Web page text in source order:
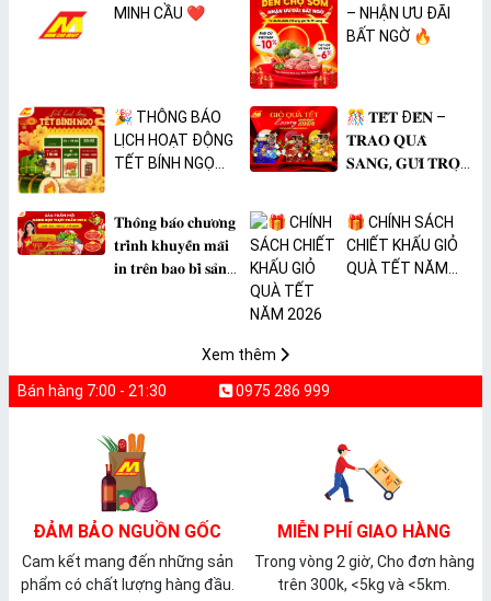
MINH CẦU ❤️
– NHẬN ƯU ĐÃI
BẤT NGỜ 🔥
🎉 THÔNG BÁO
LỊCH HOẠT ĐỘNG
TẾT BÍNH NGỌ
🎊 𝐓𝐄̂́𝐓 Đ𝐄̂́𝐍 –
𝐓𝐑𝐀𝐎 𝐐𝐔𝐀̀
𝐒𝐀𝐍𝐆, 𝐆𝐔̛̉𝐈 𝐓𝐑𝐎̣𝐍
𝐓𝐡𝐨̂𝐧𝐠 𝐛𝐚́𝐨 𝐜𝐡𝐮̛𝐨̛𝐧𝐠
𝐭𝐫𝐢̀𝐧𝐡 𝐤𝐡𝐮𝐲𝐞̂́𝐧 𝐦𝐚̃𝐢
𝐢𝐧 𝐭𝐫𝐞̂𝐧 𝐛𝐚𝐨 𝐛𝐢̀ 𝐬𝐚̉𝐧
🎁 CHÍNH SÁCH
CHIẾT KHẤU GIỎ
QUÀ TẾT NĂM
Xem thêm
Bán hàng 7:00 - 21:30 0975 286 999
ĐẢM BẢO NGUỒN GỐC
Cam kết mang đến những sản
phẩm có chất lượng hàng đầu.
MIỄN PHÍ GIAO HÀNG
Trong vòng 2 giờ, Cho đơn hàng
trên 300k, <5kg và <5km.